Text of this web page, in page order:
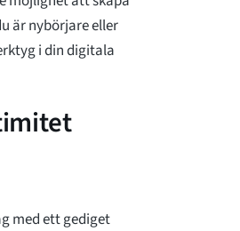
är nybörjare eller
i din digitala
med ett gediget